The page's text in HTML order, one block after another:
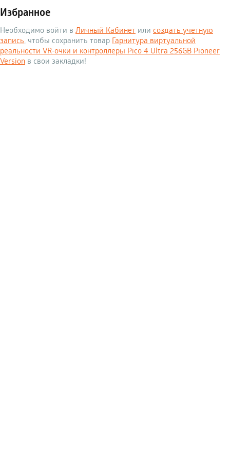
Избранное
Необходимо войти в Личный Кабинет или создать учетную
запись, чтобы сохранить товар Гарнитура виртуальной
реальности VR-очки и контроллеры Pico 4 Ultra 256GB Pioneer
Version в свои закладки!